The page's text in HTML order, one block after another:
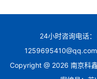
24小时咨询电话
1259695410@qq.com
Copyright @ 2026 南京科